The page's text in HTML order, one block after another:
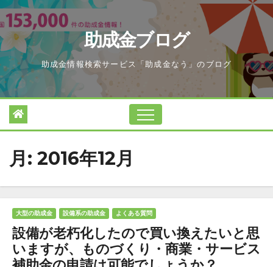
Skip
to
content
助成金ブログ
助成金情報検索サービス「助成金なう」のブログ
月: 2016年12月
大型の助成金 設備系の助成金 よくある質問
設備が老朽化したので買い換えたいと思
いますが、ものづくり・商業・サービス